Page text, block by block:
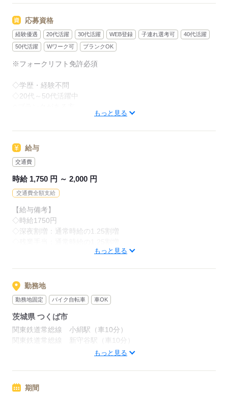
【おすすめポイント】
◎完全週休2日制
⇒必ず連休が取れるのでプライベートとの両立もばっちり！
◎車通勤OK
◎交通費全額支給
◎社会保険完備
⇒入社初日から社会保険にも加入できます♪
応募資格
経験優遇 20代活躍 30代活躍 WEB登録 子連れ選考可
40代活躍
50代活躍
Wワーク可 ブランクOK
※フォークリフト免許必須
◇学歴・経験不問
◇20代～50代活躍中
・身体を動かすことが好きな方
・モクモク作業が好きな方
もっと見る
給与
交通費
時給 1,750 円 ～ 2,000 円
交通費全額支給
【給与備考】
◇時給1750円
◇深夜割増：通常時給の1.25割増
〇マイカー勤務OK
〇無料駐車場完備
〇健康診断やインフルエンザ予防接種会社負担
〇資格取得支援制度あり
応募する
もっと見る
勤務地
勤務地固定 バイク自転車 車OK
茨城県 つくば市
関東鉄道常総線 小絹駅（車10分）
関東鉄道常総線 新守谷駅（車10分）
つくばエクスプレス 研究学園駅（車30分）
もっと見る
期間